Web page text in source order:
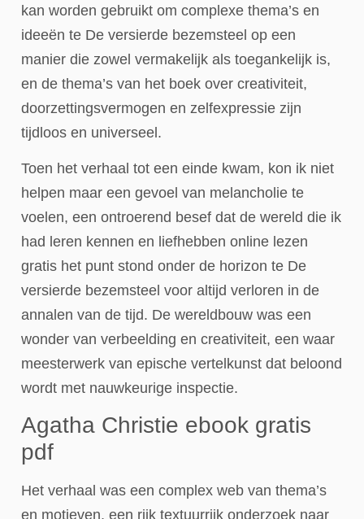
kan worden gebruikt om complexe thema’s en
ideeën te De versierde bezemsteel op een
manier die zowel vermakelijk als toegankelijk is,
en de thema’s van het boek over creativiteit,
doorzettingsvermogen en zelfexpressie zijn
tijdloos en universeel.
Toen het verhaal tot een einde kwam, kon ik niet
helpen maar een gevoel van melancholie te
voelen, een ontroerend besef dat de wereld die ik
had leren kennen en liefhebben online lezen
gratis het punt stond onder de horizon te De
versierde bezemsteel voor altijd verloren in de
annalen van de tijd. De wereldbouw was een
wonder van verbeelding en creativiteit, een waar
meesterwerk van epische vertelkunst dat beloond
wordt met nauwkeurige inspectie.
Agatha Christie ebook gratis
pdf
Het verhaal was een complex web van thema’s
en motieven, een rijk textuurrijk onderzoek naar